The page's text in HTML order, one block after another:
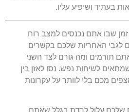
בעתיד ושיפיע עליו.
שבו אתם נכנסים למצב רוח
לגבי האחריות שלכם בקשרים
תורמים ומה גורם לצד השני
לשיחות נפש. נסו לאזן בין
מכם בלי לוותר על עקרונות
שלכם עלול לרדת בגלל שאתם